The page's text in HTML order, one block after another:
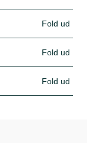
Fold ud
Fold ud
Fold ud